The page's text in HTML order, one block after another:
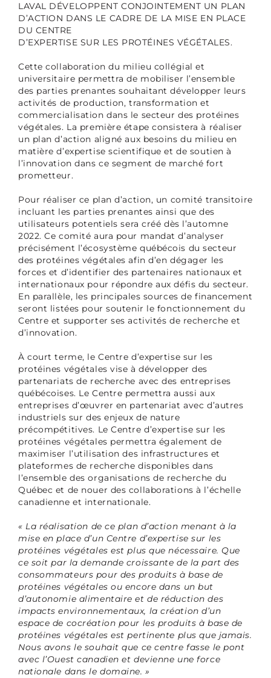
LAVAL DÉVELOPPENT CONJOINTEMENT UN PLAN
D’ACTION DANS LE CADRE DE LA MISE EN PLACE
DU CENTRE
D’EXPERTISE SUR LES PROTÉINES VÉGÉTALES.
Cette collaboration du milieu collégial et
universitaire permettra de mobiliser l’ensemble
des parties prenantes souhaitant développer leurs
activités de production, transformation et
commercialisation dans le secteur des protéines
végétales. La première étape consistera à réaliser
un plan d’action aligné aux besoins du milieu en
matière d’expertise scientifique et de soutien à
l’innovation dans ce segment de marché fort
prometteur.
Pour réaliser ce plan d’action, un comité transitoire
incluant les parties prenantes ainsi que des
utilisateurs potentiels sera créé dès l’automne
2022. Ce comité aura pour mandat d’analyser
précisément l’écosystème québécois du secteur
des protéines végétales afin d’en dégager les
forces et d’identifier des partenaires nationaux et
internationaux pour répondre aux défis du secteur.
En parallèle, les principales sources de financement
seront listées pour soutenir le fonctionnement du
Centre et supporter ses activités de recherche et
d’innovation.
À court terme, le Centre d’expertise sur les
protéines végétales vise à développer des
partenariats de recherche avec des entreprises
québécoises. Le Centre permettra aussi aux
entreprises d’œuvrer en partenariat avec d’autres
industriels sur des enjeux de nature
précompétitives. Le Centre d’expertise sur les
protéines végétales permettra également de
maximiser l’utilisation des infrastructures et
plateformes de recherche disponibles dans
l’ensemble des organisations de recherche du
Québec et de nouer des collaborations à l’échelle
canadienne et internationale.
« La réalisation de ce plan d’action menant à la
mise en place d’un Centre d’expertise sur les
protéines végétales est plus que nécessaire. Que
ce soit par la demande croissante de la part des
consommateurs pour des produits à base de
protéines végétales ou encore dans un but
d’autonomie alimentaire et de réduction des
impacts environnementaux, la création d’un
espace de cocréation pour les produits à base de
protéines végétales est pertinente plus que jamais.
Nous avons le souhait que ce centre fasse le pont
avec l’Ouest canadien et devienne une force
nationale dans le domaine. »